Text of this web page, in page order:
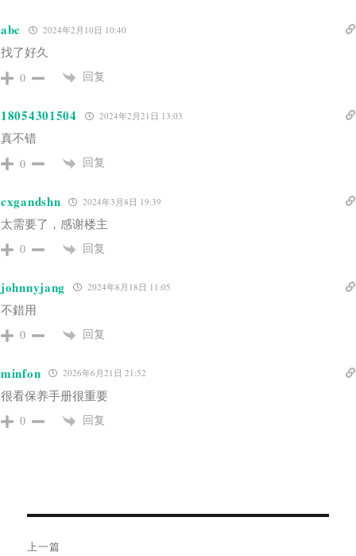
abc 2024年2月10日 10:40
找了好久
0 回复
18054301504 2024年2月21日 13:03
真不错
0 回复
cxgandshn 2024年3月8日 19:39
太需要了，感谢楼主
0 回复
johnnyjang 2024年8月18日 11:05
不錯用
0 回复
minfon 2026年6月21日 21:52
很看保养手册很重要
0 回复
上一篇